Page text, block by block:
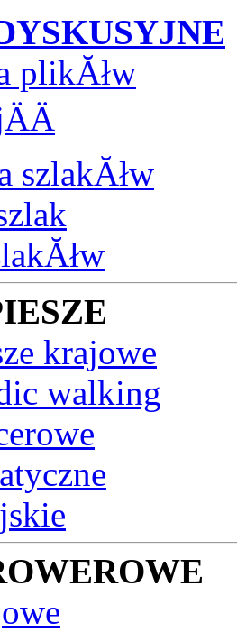
plikĂłw
szlakĂłw
krajowe
walking